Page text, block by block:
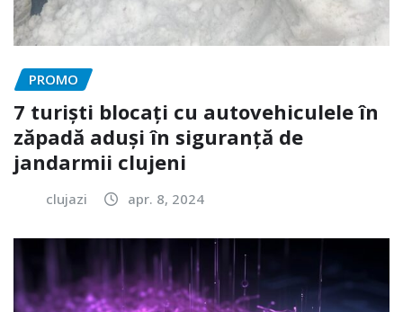
PROMO
7 turiști blocați cu autovehiculele în
zăpadă aduși în siguranță de
jandarmii clujeni
clujazi apr. 8, 2024